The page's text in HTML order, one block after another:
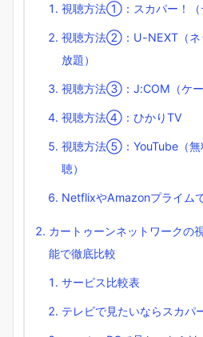
視聴方法①：スカパー！（
視聴方法②：U-NEXT（ネ
放題）
視聴方法③：J:COM（ケー
視聴方法④：ひかりTV
視聴方法⑤：YouTube（無
聴）
NetflixやAmazonプライム
カートゥーンネットワークの
能で徹底比較
サービス比較表
テレビで見たいならスカパ